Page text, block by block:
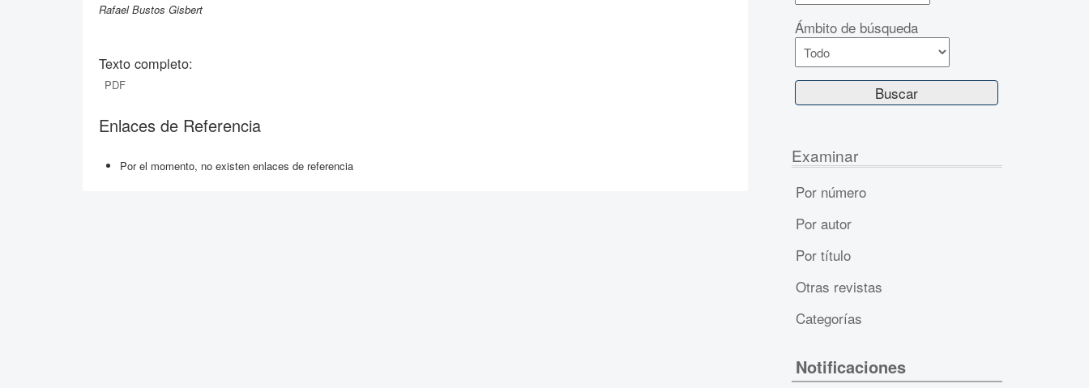
Rafael Bustos Gisbert
Texto completo:
PDF
Enlaces de Referencia
Por el momento, no existen enlaces de referencia
Ámbito de búsqueda
Examinar
Por número
Por autor
Por título
Otras revistas
Categorías
Notificaciones